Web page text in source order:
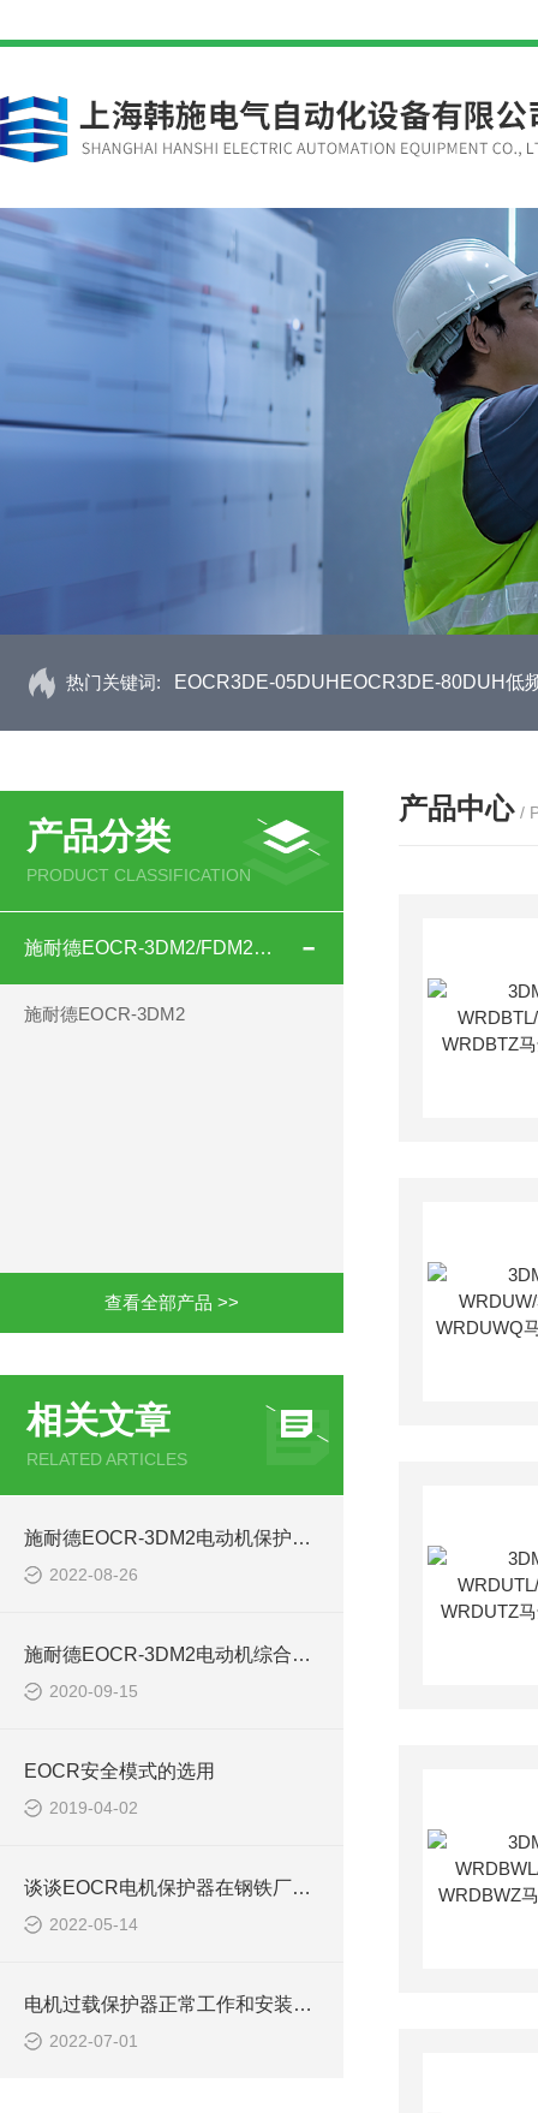
热门关键词: EOCR3DE-05DUHEOCR3DE-80DUH低
产品分类
PRODUCT CLASSIFICATION
施耐德EOCR-3DM2/FDM2系列
施耐德EOCR-3DM2
查看全部产品 >>
相关文章
RELATED ARTICLES
施耐德EOCR-3DM2电动机保护器与EOCR-3DE相比较
2022-08-26
施耐德EOCR-3DM2电动机综合保护器
2020-09-15
EOCR安全模式的选用
2019-04-02
谈谈EOCR电机保护器在钢铁厂应用EOCRMMEZ
2022-05-14
电机过载保护器正常工作和安装条件EOCRSE2 SS
2022-07-01
产品中心 /